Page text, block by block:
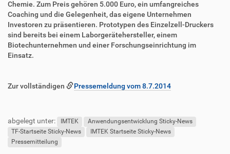
Chemie. Zum Preis gehören 5.000 Euro, ein umfangreiches
Coaching und die Gelegenheit, das eigene Unternehmen
Investoren zu präsentieren. Prototypen des Einzelzell-Druckers
sind bereits bei einem Laborgerätehersteller, einem
Biotechunternehmen und einer Forschungseinrichtung im
Einsatz.
Zur vollständigen
Pressemeldung vom 8.7.2014
ß
n
abgelegt unter: IMTEK
Anwendungsentwicklung Sticky-News
TF-Startseite Sticky-News
IMTEK Startseite Sticky-News
Pressemitteilung